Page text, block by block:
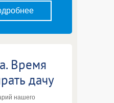
Время
дачу
нашего